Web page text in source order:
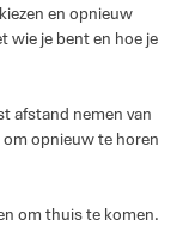
en opnieuw
wie je bent en hoe je
afstand nemen van
opnieuw te horen
om thuis te komen.